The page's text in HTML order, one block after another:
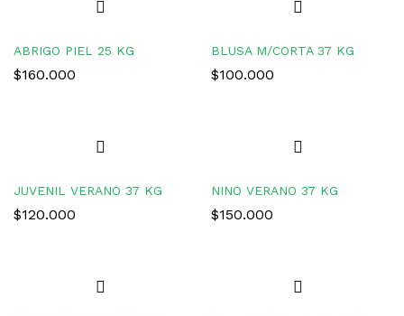
ABRIGO PIEL 25 KG
$160.000
BLUSA M/CORTA 37 KG
$100.000
JUVENIL VERANO 37 KG
$120.000
NINO VERANO 37 KG
$150.000